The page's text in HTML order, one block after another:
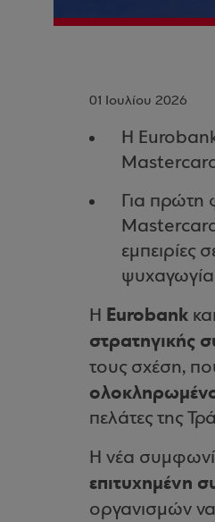
01 Ιουλίου 2026
Η
Για πρώτη
εμπειρίες
Η Eurobank
στρατηγικής
τους σχέση,
πελάτες της
Η νέα
επιτυχημένη
οργανισμών